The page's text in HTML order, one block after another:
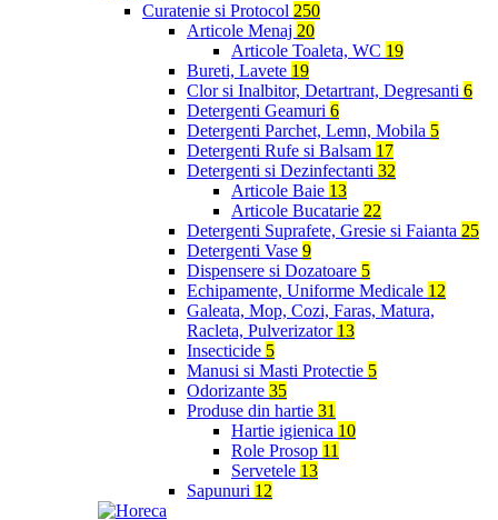
Curatenie si Protocol 250
Articole Menaj 20
Articole Toaleta, WC 19
Bureti, Lavete 19
Clor si Inalbitor, Detartrant, Degresanti 6
Detergenti Geamuri 6
Detergenti Parchet, Lemn, Mobila 5
Detergenti Rufe si Balsam 17
Detergenti si Dezinfectanti 32
Articole Baie 13
Articole Bucatarie 22
Detergenti Suprafete, Gresie si Faianta 25
Detergenti Vase 9
Dispensere si Dozatoare 5
Echipamente, Uniforme Medicale 12
Galeata, Mop, Cozi, Faras, Matura,
Racleta, Pulverizator 13
Insecticide 5
Manusi si Masti Protectie 5
Odorizante 35
Produse din hartie 31
Hartie igienica 10
Role Prosop 11
Servetele 13
Sapunuri 12